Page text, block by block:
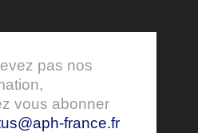
pas nos
vous abonner
france.fr